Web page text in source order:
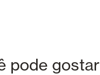
pode gostar